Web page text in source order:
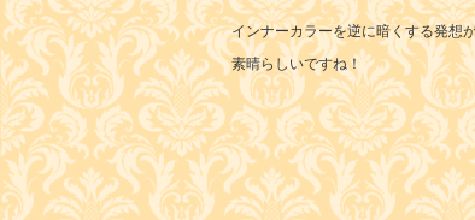
インナーカラーを逆に暗くする発想
素晴らしいですね！